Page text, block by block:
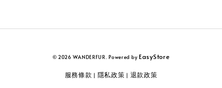
© 2026 WANDERFUR. Powered by EasyStore
服務條款 | 隱私政策 | 退款政策